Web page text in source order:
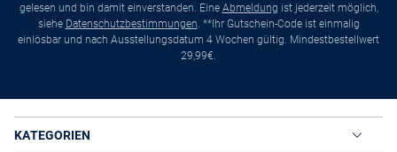
gelesen und bin damit einverstanden. Eine Abmeldung ist jederzeit möglich,
siehe Datenschutzbestimmungen. **Ihr Gutschein-Code ist einmalig
einlösbar und nach Ausstellungsdatum 4 Wochen gültig. Mindestbestellwert
29,99€.
KATEGORIEN